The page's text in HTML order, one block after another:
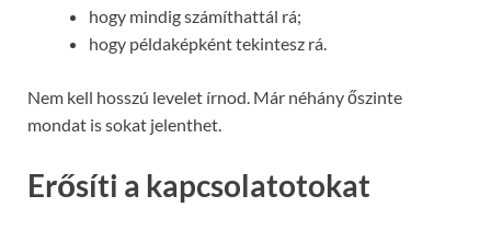
hogy mindig számíthattál rá;
hogy példaképként tekintesz rá.
Nem kell hosszú levelet írnod. Már néhány őszinte
mondat is sokat jelenthet.
Erősíti a kapcsolatotokat